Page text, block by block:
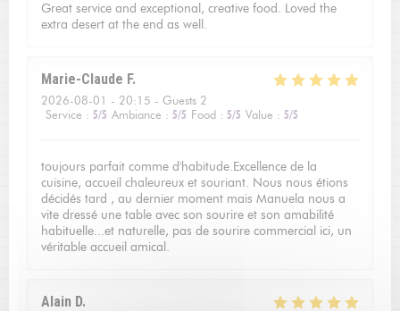
Great service and exceptional, creative food. Loved the
extra desert at the end as well.
Marie-Claude F
2026-08-01 - 20:15 - Guests 2
Service : 5/5 Ambiance : 5/5 Food : 5/5 Value : 5/5
toujours parfait comme d'habitude.Excellence de la
cuisine, accueil chaleureux et souriant. Nous nous étions
décidés tard , au dernier moment mais Manuela nous a
vite dressé une table avec son sourire et son amabilité
habituelle...et naturelle, pas de sourire commercial ici, un
véritable accueil amical.
Alain D